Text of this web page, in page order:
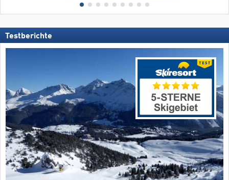
Testberichte